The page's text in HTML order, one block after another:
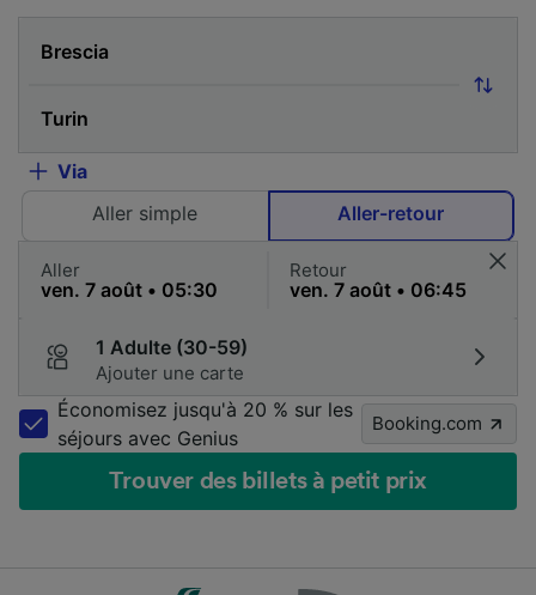
Via
Aller simple
Aller-retour
Aller Retour
1 Adulte (30-59)
Ajouter une carte
Économisez jusqu'à 20 % sur les
séjours avec Genius
Booking.com
Trouver des billets à petit prix